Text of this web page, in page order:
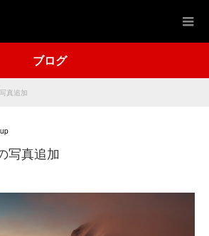
ブログ
真追加
写真追加